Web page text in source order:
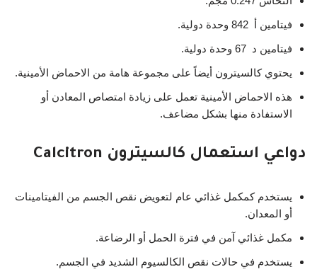
فيتامين أ 842 وحدة دولية.
فيتامين د 67 وحدة دولية.
يحتوي كالسيترون أيضاً على مجموعة هامة من الاحماض الأمينية.
هذه الاحماض الأمينية تعمل على زيادة امتصاص المعادن أو
الاستفادة منها بشكل مضاعف.
دواعي استعمال كالسيترون Calcitron
يستخدم كمكمل غذائي عام لتعويض نقص الجسم من الفيتامينات
أو المعدان.
مكمل غذائي آمن في فترة الحمل أو الرضاعة.
يستخدم في حالات نقص الكالسيوم الشديد في الجسم.